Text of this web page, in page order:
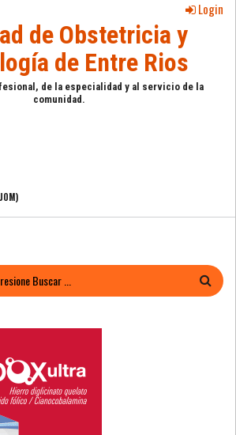
Login
de Obstetricia y
de Entre Rios
de la especialidad y al servicio de la
comunidad.
BÚSQUEDA